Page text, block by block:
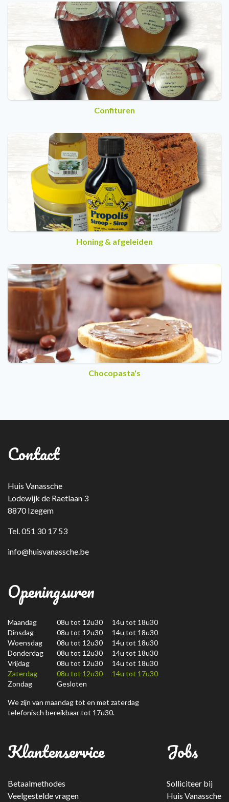
Confituren
Honing & afgeleiden
Chocopasta's
Contact
Huis Vanassche
Lodewijk de Raetlaan 3
8870 Izegem
Tel. 051 30 17 53
info@huisvanassche.be
Openingsuren
Maandag
08u tot 12u30 14u tot 18u30
Dinsdag
08u tot 12u30 14u tot 18u30
Woensdag
08u tot 12u30 14u tot 18u30
Donderdag
08u tot 12u30 14u tot 18u30
Vrijdag
08u tot 12u30 14u tot 18u30
Zaterdag
08u tot 12u30 14u tot 17u30
Zondag
Gesloten
We zijn van maandag tot en met zaterdag
telefonisch bereikbaar tot 17u30.
Klantenservice
Betaalmethodes
Veelgestelde vragen
Jobs
Solliciteer bij
Huis Vanassche